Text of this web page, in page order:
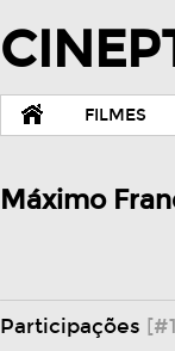
FILMES
Máximo
Participações